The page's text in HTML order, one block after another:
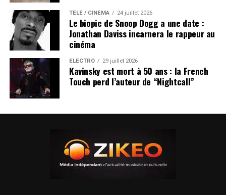
TÉLÉ / CINÉMA 24 juillet 2026
Le biopic de Snoop Dogg a une date :
Jonathan Daviss incarnera le rappeur au
cinéma
ÉLECTRO 29 juillet 2026
Kavinsky est mort à 50 ans : la French
Touch perd l’auteur de “Nightcall”